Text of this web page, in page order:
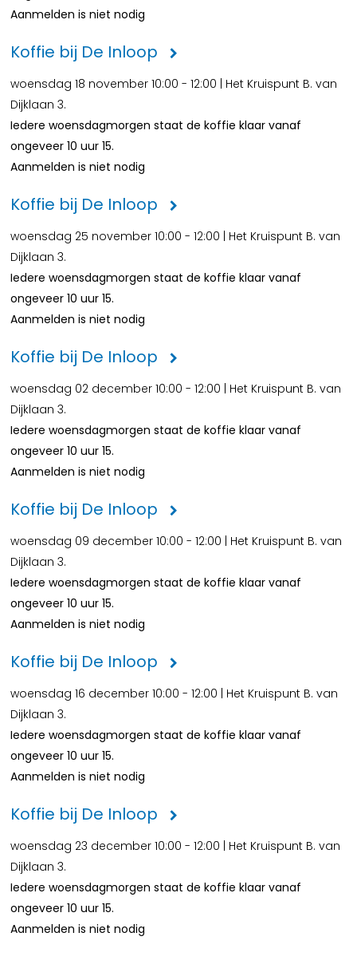
Aanmelden is niet nodig
Koffie bij De Inloop
woensdag 18 november 10:00 - 12:00 | Het Kruispunt B. van
Dijklaan 3.
Iedere woensdagmorgen staat de koffie klaar vanaf
ongeveer 10 uur 15.
Aanmelden is niet nodig
Koffie bij De Inloop
woensdag 25 november 10:00 - 12:00 | Het Kruispunt B. van
Dijklaan 3.
Iedere woensdagmorgen staat de koffie klaar vanaf
ongeveer 10 uur 15.
Aanmelden is niet nodig
Koffie bij De Inloop
woensdag 02 december 10:00 - 12:00 | Het Kruispunt B. van
Dijklaan 3.
Iedere woensdagmorgen staat de koffie klaar vanaf
ongeveer 10 uur 15.
Aanmelden is niet nodig
Koffie bij De Inloop
woensdag 09 december 10:00 - 12:00 | Het Kruispunt B. van
Dijklaan 3.
Iedere woensdagmorgen staat de koffie klaar vanaf
ongeveer 10 uur 15.
Aanmelden is niet nodig
Koffie bij De Inloop
woensdag 16 december 10:00 - 12:00 | Het Kruispunt B. van
Dijklaan 3.
Iedere woensdagmorgen staat de koffie klaar vanaf
ongeveer 10 uur 15.
Aanmelden is niet nodig
Koffie bij De Inloop
woensdag 23 december 10:00 - 12:00 | Het Kruispunt B. van
Dijklaan 3.
Iedere woensdagmorgen staat de koffie klaar vanaf
ongeveer 10 uur 15.
Aanmelden is niet nodig